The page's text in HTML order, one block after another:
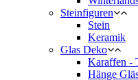
Steinfiguren
Stein
Keramik
Glas Deko
Karaffen -
Hänge